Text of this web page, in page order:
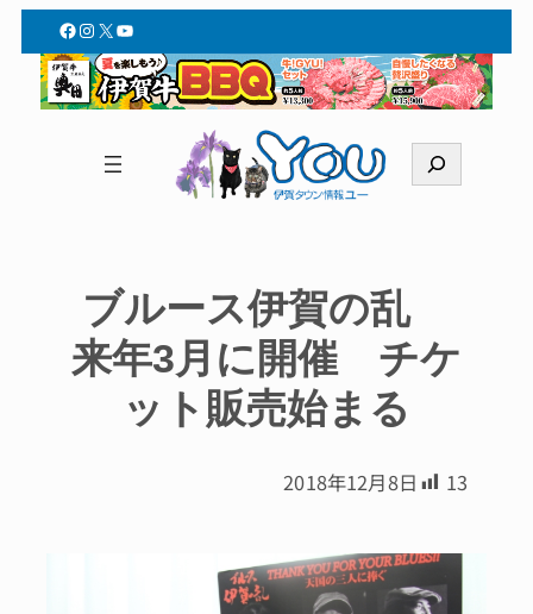
Facebook
Instagram
X YouTube
索
ブルース伊賀の乱
来年3月に開催 チケ
ット販売始まる
2018年12月8日 13